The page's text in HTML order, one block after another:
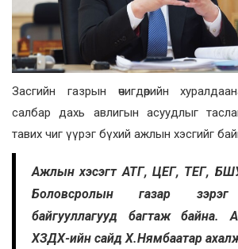
Засгийн газрын өчигдөрийн
салбар дахь авлигын асуудлыг
тавих чиг үүрэг бүхий ажлын хэсгийг
Ажлын хэсэгт АТГ, ЦЕГ, ТЕГ,
Боловсролын газар зэрэг
байгууллагууд багтаж байна.
ХЗДХ-ийн сайд Х.Нямбаатар